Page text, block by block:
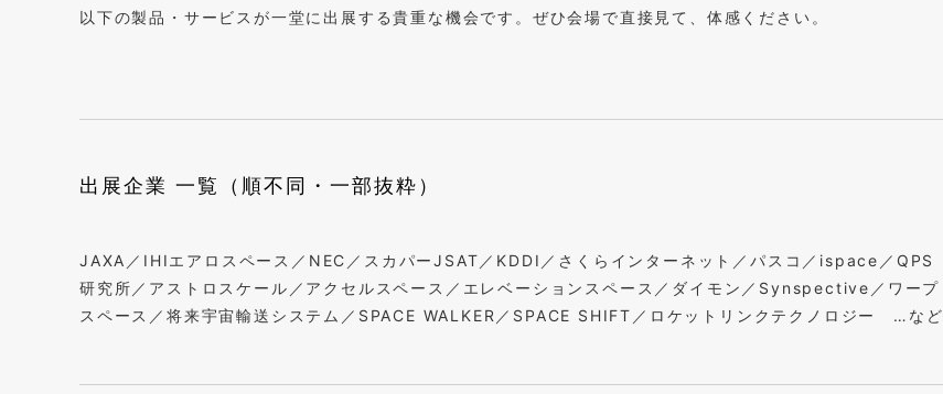
以下の製品・サービスが一堂に出展する貴重な機会です。ぜひ会場で直接見て、体感ください。
出展企業 一覧（順不同・一部抜粋）
JAXA／IHIエアロスペース／NEC／スカパーJSAT／KDDI／さくらインターネット／パスコ／ispace／QPS
研究所／アストロスケール／アクセルスペース／エレベーションスペース／ダイモン／Synspective／ワープ
スペース／将来宇宙輸送システム／SPACE WALKER／SPACE SHIFT／ロケットリンクテクノロジー …など